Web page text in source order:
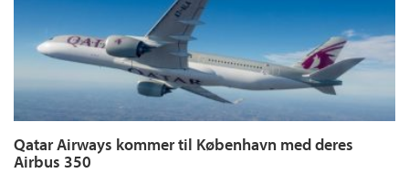
Qatar Airways kommer til København med deres
Airbus 350